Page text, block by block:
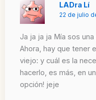
LADra Lí
22 de julio
Ja ja ja ja Mía sos una
Ahora, hay que tener
viejo: y cuál es la
hacerlo, es más, en
opción! jeje